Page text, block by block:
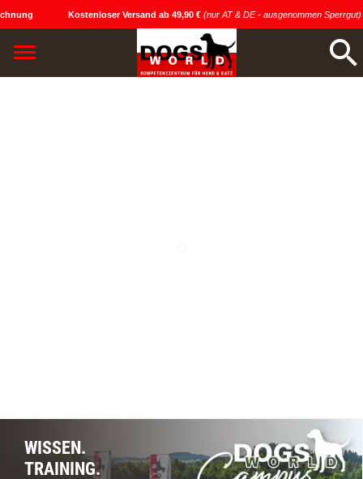
Kostenloser Versand ab 49,90 € (nur AT & DE - ausgenommen Sperrgut)
WISSEN.
TRAINING.